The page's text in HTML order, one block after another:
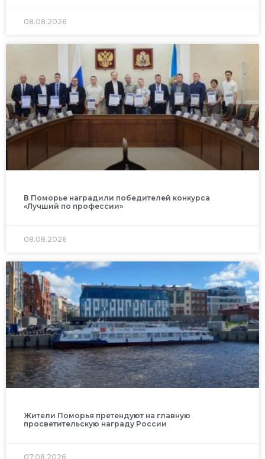
08.08.2026
В Поморье наградили победителей конкурса
«Лучший по профессии»
08.08.2026
Жители Поморья претендуют на главную
просветительскую награду России
07.08.2026